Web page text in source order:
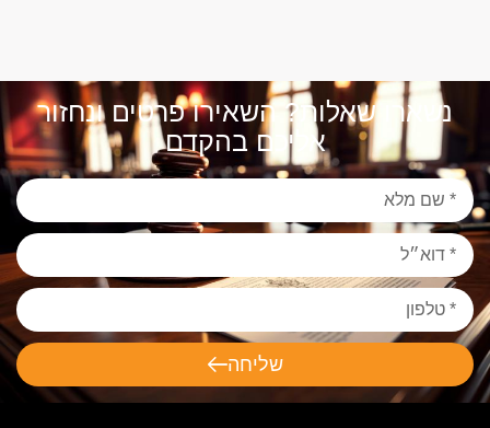
נשארו שאלות? השאירו פרטים ונחזור
אליכם בהקדם
שליחה